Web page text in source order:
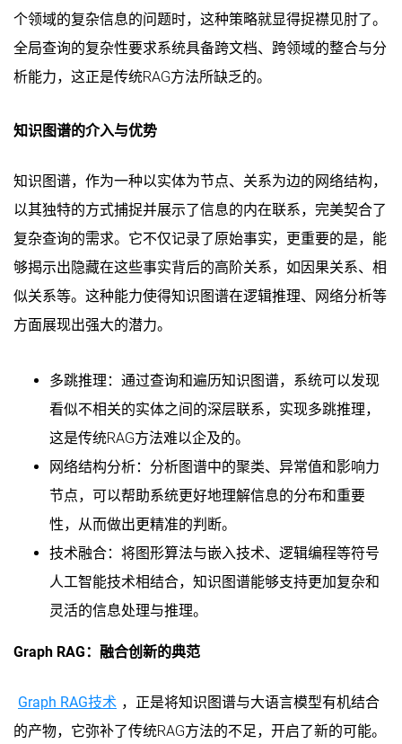
个领域的复杂信息的问题时，这种策略就显得捉襟见肘了。
全局查询的复杂性要求系统具备跨文档、跨领域的整合与分
析能力，这正是传统RAG方法所缺乏的。
知识图谱的介入与优势
知识图谱，作为一种以实体为节点、关系为边的网络结构，
以其独特的方式捕捉并展示了信息的内在联系，完美契合了
复杂查询的需求。它不仅记录了原始事实，更重要的是，能
够揭示出隐藏在这些事实背后的高阶关系，如因果关系、相
似关系等。这种能力使得知识图谱在逻辑推理、网络分析等
方面展现出强大的潜力。
多跳推理：通过查询和遍历知识图谱，系统可以发现
看似不相关的实体之间的深层联系，实现多跳推理，
这是传统RAG方法难以企及的。
网络结构分析：分析图谱中的聚类、异常值和影响力
节点，可以帮助系统更好地理解信息的分布和重要
性，从而做出更精准的判断。
技术融合：将图形算法与嵌入技术、逻辑编程等符号
人工智能技术相结合，知识图谱能够支持更加复杂和
灵活的信息处理与推理。
Graph RAG：融合创新的典范
Graph RAG技术 ，正是将知识图谱与大语言模型有机结合
的产物，它弥补了传统RAG方法的不足，开启了新的可能。